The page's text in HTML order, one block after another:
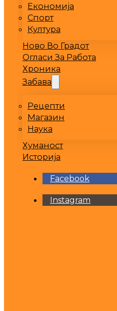
Економија
Спорт
Култура
Ново Во Градот
Огласи За Работа
Хроника
Забава
Рецепти
Магазин
Наука
Хуманост
Историја
Facebook
Instagram